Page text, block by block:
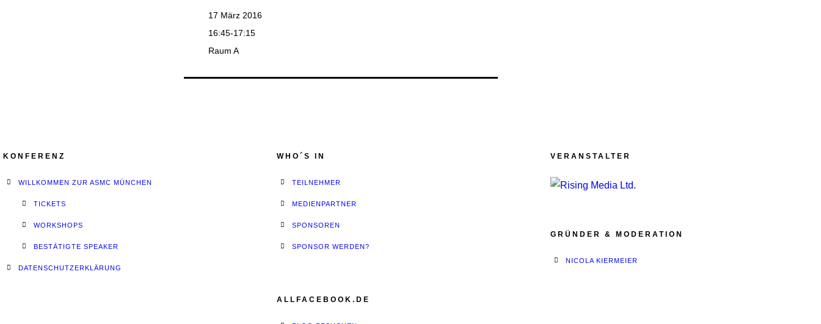
17 März 2016
16:45-17:15
Raum A
KONFERENZ
WILLKOMMEN ZUR ASMC MÜNCHEN
TICKETS
WORKSHOPS
BESTÄTIGTE SPEAKER
DATENSCHUTZERKLÄRUNG
WHO´S IN
TEILNEHMER
MEDIENPARTNER
SPONSOREN
SPONSOR WERDEN?
ALLFACEBOOK.DE
VERANSTALTER
GRÜNDER & MODERATION
NICOLA KIERMEIER